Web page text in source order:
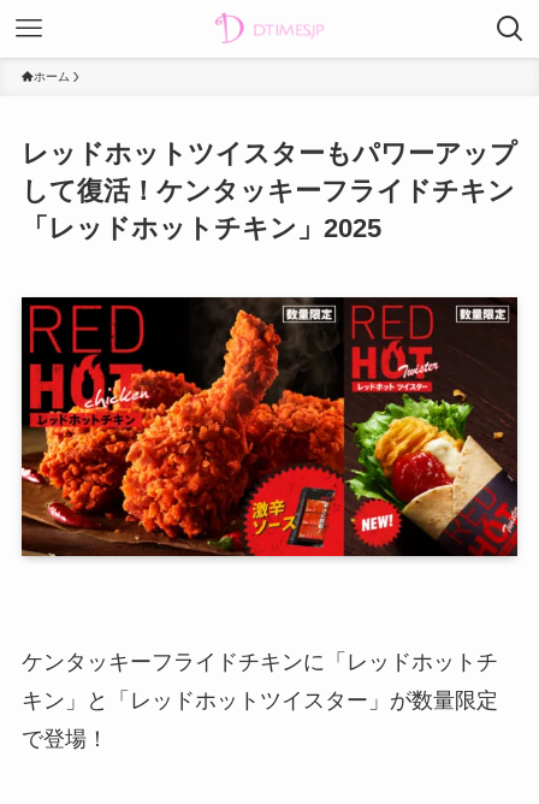
ホーム
レッドホットツイスターもパワーアップ
して復活！ケンタッキーフライドチキン
「レッドホットチキン」2025
ケンタッキーフライドチキンに「レッドホットチ
キン」と「レッドホットツイスター」が数量限定
で登場！